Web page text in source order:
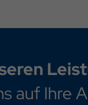
auf Ihre